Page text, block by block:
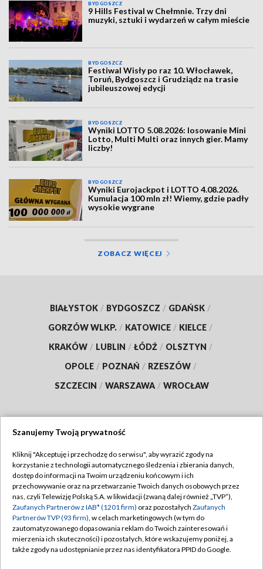
BYDGOSZCZ
9 Hills Festival w Chełmnie. Trzy dni
muzyki, sztuki i wydarzeń w całym mieście
BYDGOSZCZ
Festiwal Wisły po raz 10. Włocławek,
Toruń, Bydgoszcz i Grudziądz na trasie
jubileuszowej edycji
BYDGOSZCZ
Wyniki LOTTO 5.08.2026: losowanie Mini
Lotto, Multi Multi oraz innych gier. Mamy
liczby!
BYDGOSZCZ
Wyniki Eurojackpot i LOTTO 4.08.2026.
Kumulacja 100 mln zł! Wiemy, gdzie padły
wysokie wygrane
ZOBACZ WIĘCEJ
BIAŁYSTOK / BYDGOSZCZ / GDAŃSK /
GORZÓW WLKP. / KATOWICE / KIELCE /
KRAKÓW / LUBLIN / ŁÓDŹ / OLSZTYN /
OPOLE / POZNAŃ / RZESZÓW /
SZCZECIN / WARSZAWA / WROCŁAW
TVP
Abonament TVP
Emisja w TVP
Centrum informacji TVP
Naziemna Telewizja Cyfrowa
Regulamin TVP
Polityka prywatności
Moje zgody
Pomoc
Szanujemy Twoją prywatność
Kliknij "Akceptuję i przechodzę do serwisu", aby wyrazić zgody na
korzystanie z technologii automatycznego śledzenia i zbierania danych,
dostęp do informacji na Twoim urządzeniu końcowym i ich
przechowywanie oraz na przetwarzanie Twoich danych osobowych przez
nas, czyli Telewizję Polską S.A. w likwidacji (zwaną dalej również „TVP”),
Zaufanych Partnerów z IAB* (1201 firm) oraz pozostałych Zaufanych
Partnerów TVP (93 firm), w celach marketingowych (w tym do
zautomatyzowanego dopasowania reklam do Twoich zainteresowań i
mierzenia ich skuteczności) i pozostałych, które wskazujemy poniżej, a
także zgody na udostępnianie przez nas identyfikatora PPID do Google.